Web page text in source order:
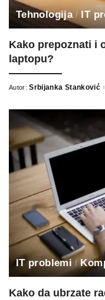
Tehnologija IT
Kako prepoznati i
laptopu?
Posted
Autor: Srbijanka Stanković
IT problemi
Kako da ubrzate